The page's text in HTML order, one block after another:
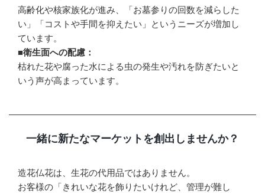
高齢化や核家族化が進み、「お墓参りの回数を減らした
い」「コストや手間を抑えたい」というニーズが増加し
ています。
■衛生面への配慮：
枯れた花や腐った水による虫の発生や汚れを防ぎたいと
いう声が高まっています。
一緒に新たなマーケットを創出しませんか？
造花仏花は、生花の代用品ではありません。
お客様の「きれいな花を飾りたいけれど、管理が難し